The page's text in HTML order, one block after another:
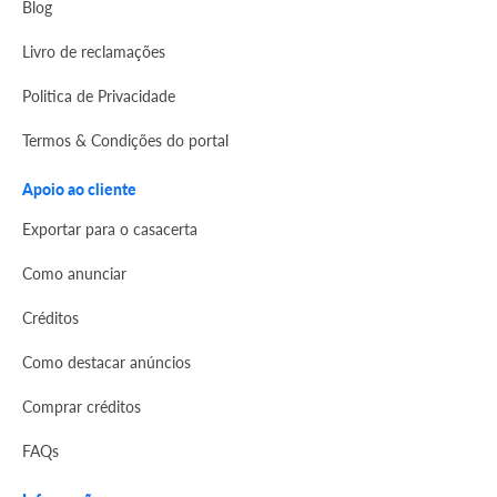
Blog
Livro de reclamações
Politica de Privacidade
Termos & Condições do portal
Apoio ao cliente
Exportar para o casacerta
Como anunciar
Créditos
Como destacar anúncios
Comprar créditos
FAQs